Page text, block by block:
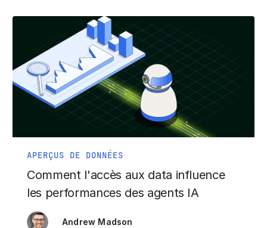
APERÇUS DE DONNÉES
Comment l'accès aux data influence
les performances des agents IA
Andrew Madson